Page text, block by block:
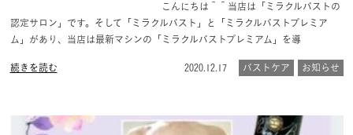
こんにちは＾＾当店は「ミラクルバストの
認定サロン」です。そして「ミラクルバスト」と「ミラクルバストプレミア
ム」があり、当店は最新マシンの「ミラクルバストプレミアム」を導
続きを読む 2020.12.17 バストケア お知らせ